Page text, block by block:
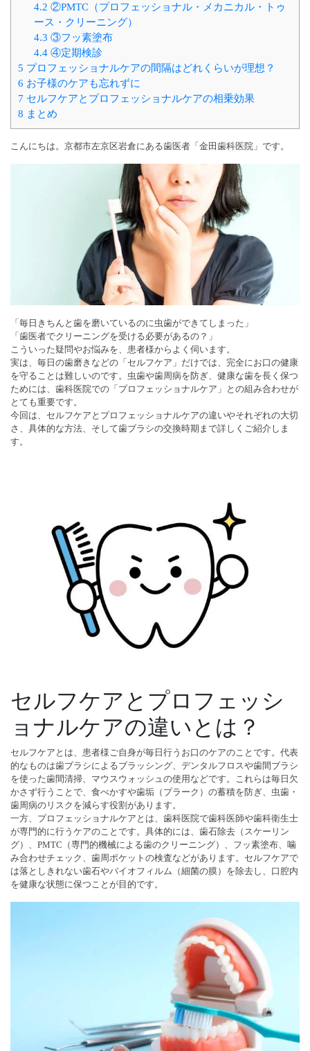
4.2 ②PMTC（プロフェッショナル・メカニカル・トゥ
ース・クリーニング）
4.3 ③フッ素塗布
4.4④定期検診
5 プロフェッショナルケアの間隔はどれくらいが理想？
6 お子様のケアも忘れずに
7 セルフケアとプロフェッショナルケアの相乗効果
8 まとめ
こんにちは。京都市左京区岩倉にある歯医者「金田歯科医院」です。
「毎日きちんと歯を磨いているのに虫歯ができてしまった」
「歯医者でクリーニングを受ける必要があるの？」
こういった疑問やお悩みを、患者様からよく伺います。
実は、毎日の歯磨きなどの「セルフケア」だけでは、完全にお口の健康
を守ることは難しいのです。虫歯や歯周病を防ぎ、健康な歯を長く保つ
ためには、歯科医院での「プロフェッショナルケア」との組み合わせが
とても重要です。
今回は、セルフケアとプロフェッショナルケアの違いやそれぞれの大切
さ、具体的な方法、そして歯ブラシの交換時期まで詳しくご紹介しま
す。
セルフケアとプロフェッシ
ョナルケアの違いとは？
セルフケアとは、患者様ご自身が毎日行うお口のケアのことです。代表
的なものは歯ブラシによるブラッシング、デンタルフロスや歯間ブラシ
を使った歯間清掃、マウスウォッシュの使用などです。これらは毎日欠
かさず行うことで、食べかすや歯垢（プラーク）の蓄積を防ぎ、虫歯・
歯周病のリスクを減らす役割があります。
一方、プロフェッショナルケアとは、歯科医院で歯科医師や歯科衛生士
が専門的に行うケアのことです。具体的には、歯石除去（スケーリン
グ）、PMTC（専門的機械による歯のクリーニング）、フッ素塗布、噛
み合わせチェック、歯周ポケットの検査などがあります。セルフケアで
は落としきれない歯石やバイオフィルム（細菌の膜）を除去し、口腔内
を健康な状態に保つことが目的です。